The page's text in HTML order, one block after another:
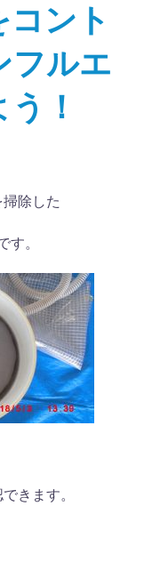
コント
フルエ
！
除した
す。
きます。